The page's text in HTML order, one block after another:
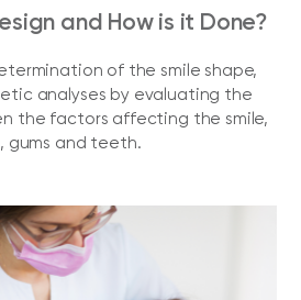
and How is it Done?
of the smile shape,
analyses by evaluating the
the factors affecting the smile,
gums and teeth.